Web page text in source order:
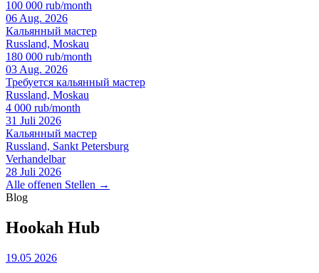
100 000 rub/month
06 Aug. 2026
Кальянный мастер
Russland, Moskau
180 000 rub/month
03 Aug. 2026
Требуется кальянный мастер
Russland, Moskau
4 000 rub/month
31 Juli 2026
Кальянный мастер
Russland, Sankt Petersburg
Verhandelbar
28 Juli 2026
Alle offenen Stellen →
Blog
Hookah Hub
19.05 2026